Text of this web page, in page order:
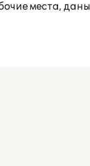
места, даны